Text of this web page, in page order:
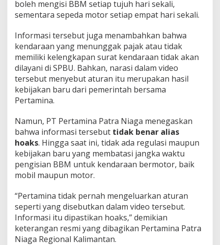
boleh mengisi BBM setiap tujuh hari sekali,
sementara sepeda motor setiap empat hari sekali.
Informasi tersebut juga menambahkan bahwa
kendaraan yang menunggak pajak atau tidak
memiliki kelengkapan surat kendaraan tidak akan
dilayani di SPBU. Bahkan, narasi dalam video
tersebut menyebut aturan itu merupakan hasil
kebijakan baru dari pemerintah bersama
Pertamina.
Namun, PT Pertamina Patra Niaga menegaskan
bahwa informasi tersebut tidak benar alias
hoaks. Hingga saat ini, tidak ada regulasi maupun
kebijakan baru yang membatasi jangka waktu
pengisian BBM untuk kendaraan bermotor, baik
mobil maupun motor.
“Pertamina tidak pernah mengeluarkan aturan
seperti yang disebutkan dalam video tersebut.
Informasi itu dipastikan hoaks,” demikian
keterangan resmi yang dibagikan Pertamina Patra
Niaga Regional Kalimantan.